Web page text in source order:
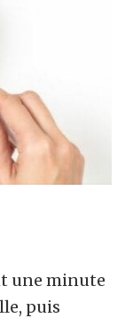
une minute
puis